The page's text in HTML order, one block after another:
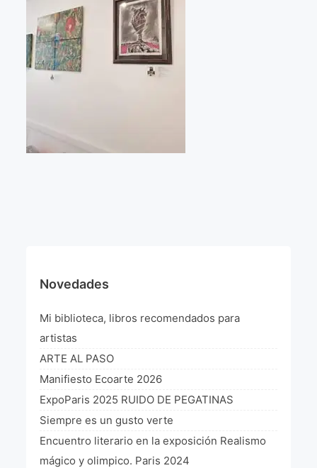
Qué dicen de nosotros?
Aviso legal
Política de cookies
L’art Colombien à Paris 2019
L’art Latino-américain à Paris 2019
Reflecting Source. NY 2019
«Sincronías con sentido» Bogotá Colombia 2019
«Huellas trashumantes» New York 2018
Novedades
Mi biblioteca, libros recomendados para
artistas
ARTE AL PASO
Manifiesto Ecoarte 2026
ExpoParis 2025 RUIDO DE PEGATINAS
Siempre es un gusto verte
Encuentro literario en la exposición Realismo
mágico y olimpico. Paris 2024